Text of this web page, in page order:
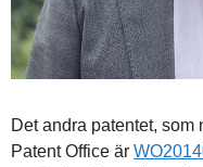
Det andra patentet,
Patent Office är